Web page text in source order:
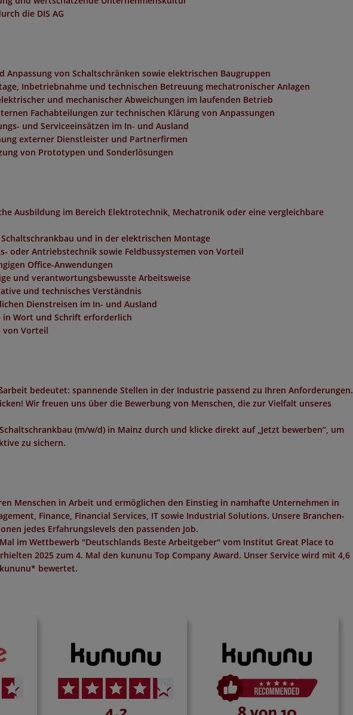
die DIS AG
Anpassung von Schaltschränken sowie elektrischen Baugruppen
Inbetriebnahme und technischen Betreuung mechatronischer Anlagen
und mechanischer Abweichungen im laufenden Betrieb
Fachabteilungen zur technischen Klärung von Anpassungen
und Serviceeinsätzen im In- und Ausland
externer Dienstleister und Partnerfirmen
von Prototypen und Sonderlösungen
Ausbildung im Bereich Elektrotechnik, Mechatronik oder eine vergleichbare
und in der elektrischen Montage
oder Antriebstechnik sowie Feldbussystemen von Vorteil
Office-Anwendungen
und verantwortungsbewusste Arbeitsweise
und technisches Verständnis
Dienstreisen im In- und Ausland
in Wort und Schrift erforderlich
von Vorteil
bedeutet: spannende Stellen in der Industrie passend zu Ihren Anforderungen.
Wir freuen uns über die Bewerbung von Menschen, die zur Vielfalt unseres
(m/w/d) in Mainz durch und klicke direkt auf „Jetzt bewerben“, um
zu sichern.
Menschen in Arbeit und ermöglichen den Einstieg in namhafte Unternehmen in
Finance, Financial Services, IT sowie Industrial Solutions. Unsere Branchen-
jedes Erfahrungslevels den passenden Job.
im Wettbewerb "Deutschlands Beste Arbeitgeber" vom Institut Great Place to
2025 zum 4. Mal den kununu Top Company Award. Unser Service wird mit 4,6
bewertet.